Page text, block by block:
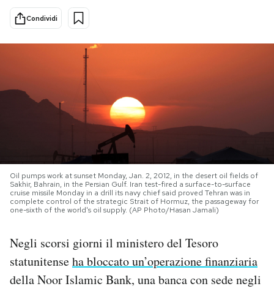
Scienza
Cultura
Economia
Altrecose
PODCAST
NEWSLETTER
I MIEI PREFERITI
CALENDARIO
Condividi
Oil pumps work at sunset Monday, Jan. 2, 2012, in the desert oil fields of
Sakhir, Bahrain, in the Persian Gulf. Iran test-fired a surface-to-surface
cruise missile Monday in a drill its navy chief said proved Tehran was in
complete control of the strategic Strait of Hormuz, the passageway for
one-sixth of the world's oil supply. (AP Photo/Hasan Jamali)
Negli scorsi giorni il ministero del Tesoro
statunitenseha bloccato un’operazione finanziaria
della Noor Islamic Bank, una banca con sede negli